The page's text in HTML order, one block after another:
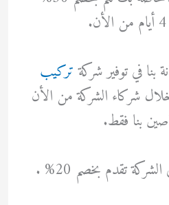
في توفير شركةتركيب
شركاء الشركة من الأن
بنا فقط.
تقدم بخصم 20% .